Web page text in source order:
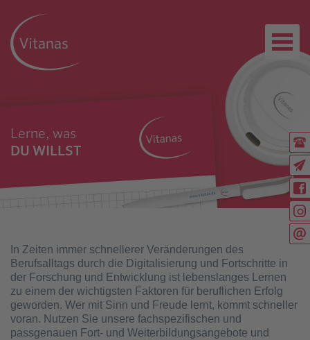
Lerne, was
DU WILLST
In Zeiten immer schnellerer Veränderungen des
Berufsalltags durch die Digitalisierung und Fortschritte in
der Forschung und Entwicklung ist lebenslanges Lernen
zu einem der wichtigsten Faktoren für beruflichen Erfolg
geworden. Wer mit Sinn und Freude lernt, kommt schneller
voran. Nutzen Sie unsere fachspezifischen und
passgenauen Fort- und Weiterbildungsangebote und